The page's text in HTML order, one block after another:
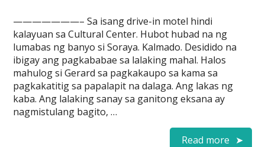
———————– Sa isang drive-in motel hindi
kalayuan sa Cultural Center. Hubot hubad na ng
lumabas ng banyo si Soraya. Kalmado. Desidido na
ibigay ang pagkababae sa lalaking mahal. Halos
mahulog si Gerard sa pagkakaupo sa kama sa
pagkakatitig sa papalapit na dalaga. Ang lakas ng
kaba. Ang lalaking sanay sa ganitong eksana ay
nagmistulang bagito, …
Read more